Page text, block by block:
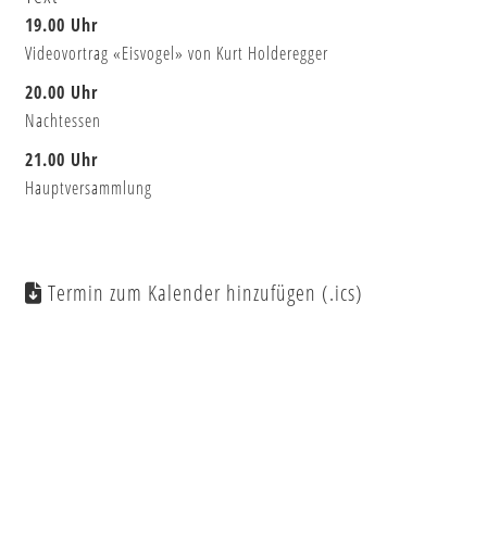
19.00 Uhr
Videovortrag «Eisvogel» von Kurt Holderegger
20.00 Uhr
Nachtessen
21.00 Uhr
Hauptversammlung
Termin zum Kalender hinzufügen (.ics)